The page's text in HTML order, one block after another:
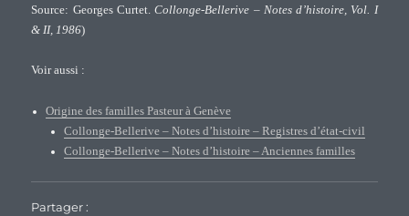
Source: Georges Curtet.Collonge-Bellerive – Notes d’histoire, Vol. I
& II, 1986)
Voir aussi :
Origine des familles Pasteur à Genève
Collonge-Bellerive – Notes d’histoire – Registres d’état-civil
Collonge-Bellerive – Notes d’histoire – Anciennes familles
Partager :